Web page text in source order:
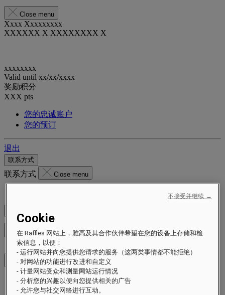
Close menu
Xxxx Xxxxxxxxx
XXXXXX X XXXXXXXX X
xxxxxxxx
Valid until xx/xx/xxxx
奖励积分
XXX pts
您的忠诚账户
您的预订
退出
联系方式
联系方式 Close menu
关闭菜单
目的地
Cookie
在 Raffles 网站上，雅高及其合作伙伴希望在您的设备上存储和检
索信息，以便：
- 运行网站并向您提供您请求的服务（这两类事情都不能拒绝）
- 对网站的功能进行改进和自定义
- 计量网站受众和测量网站运行情况
- 分析您的兴趣以便向您提供相关的广告
- 允许您与社交网络进行互动。
不接受并继续 →